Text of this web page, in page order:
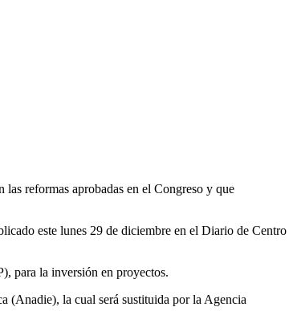
reformas aprobadas en el Congreso y que
este lunes 29 de diciembre en el Diario de Centro
para la inversión en proyectos.
(Anadie), la cual será sustituida por la Agencia